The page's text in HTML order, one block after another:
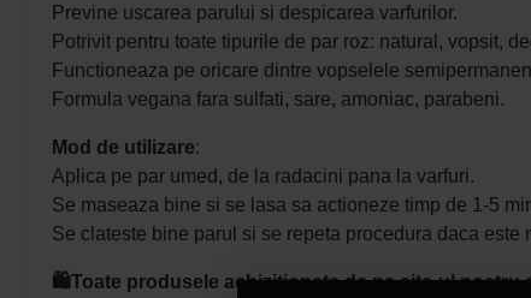
Previne uscarea parului si despicarea varfurilor.
Potrivit pentru toate tipurile de par roz: natural, vopsit,
Functioneaza pe oricare dintre vopselele
Formula vegana fara sulfati, sare, amoniac, parabeni.
Mod de utilizare:
Aplica pe par umed, de la radacini pana la varfuri.
Se maseaza bine si se lasa sa actioneze timp de 1-5
Se clateste bine parul si se repeta procedura daca este
🛍️Toate produsele achizitionate de pe site-ul nostru